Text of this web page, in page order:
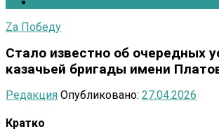
Zа Победу
Стало известно об очередных
казачьей бригады имени
Редакция Опубликовано: 27.04.2026
Кратко